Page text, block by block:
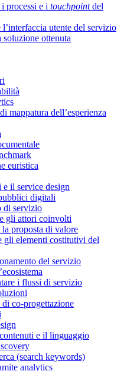
processi e i touchpointdel
utente del servizio
ottenuta
mappatura dell’esperienza
euristica
e il service design
digitali
di servizio
gli attori coinvolti
proposta di valore
gli elementi costitutivi del
del servizio
i flussi di servizio
co-progettazione
e il linguaggio
(search keywords)
analytics